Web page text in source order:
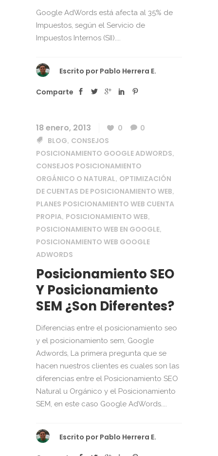
Google AdWords está afecta al 35% de
Impuestos, según el Servicio de
Impuestos Internos (SII)....
Escrito por Pablo Herrera E.
Comparte
18 enero, 2013 0
0
BLOG, CONSEJOS
POSICIONAMIENTO GOOGLE ADWORDS,
CONSEJOS POSICIONAMIENTO
ORGÁNICO O NATURAL, OPTIMIZACIÓN
DE CUENTAS DE POSICIONAMIENTO WEB,
PLANES POSICIONAMIENTO WEB CUENTA
PROPIA, POSICIONAMIENTO WEB,
POSICIONAMIENTO WEB EN GOOGLE,
POSICIONAMIENTO WEB GOOGLE
ADWORDS
Posicionamiento SEO
Y Posicionamiento
SEM ¿Son Diferentes?
Diferencias entre el posicionamiento seo
y el posicionamiento sem, Google
Adwords, La primera pregunta que se
hacen nuestros clientes es cuales son las
diferencias entre el Posicionamiento SEO
Natural u Orgánico y el Posicionamiento
SEM, en este caso Google AdWords....
Escrito por Pablo Herrera E.